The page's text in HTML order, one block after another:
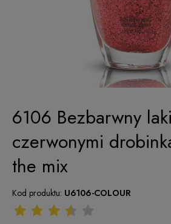
6106 Bezbarwny
czerwonymi
the mix
Kod produktu: U6106-COLOUR